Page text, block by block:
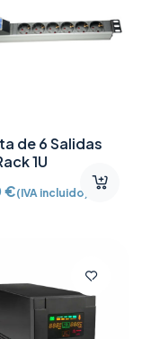
de 6 Salidas
1U
€(IVA incluido)